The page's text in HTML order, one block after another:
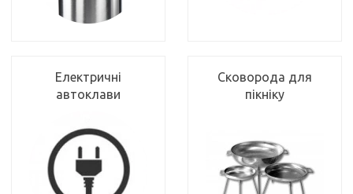
Електричні
автоклави
Сковорода для
пікніку